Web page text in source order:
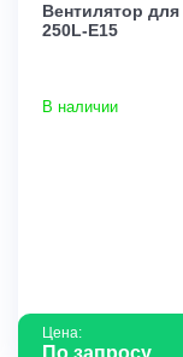
Вентилятор
250L-E15
В наличии
Цена:
По запросу